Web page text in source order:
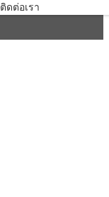
ติดต่อเรา